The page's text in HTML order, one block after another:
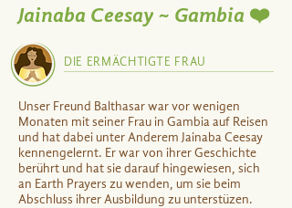
Jainaba Ceesay ~ Gambia ❤️
DIE ERMÄCHTIGTE FRAU
Unser Freund Balthasar war vor wenigen
Monaten mit seiner Frau in Gambia auf Reisen
und hat dabei unter Anderem Jainaba Ceesay
kennengelernt. Er war von ihrer Geschichte
berührt und hat sie darauf hingewiesen, sich
an Earth Prayers zu wenden, um sie beim
Abschluss ihrer Ausbildung zu unterstüzen.